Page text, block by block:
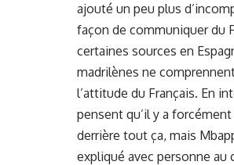
ajouté un peu plus
façon de communiquer du
certaines sources en
madrilènes ne
l’attitude du Français. En
pensent qu’il y a
derrière tout ça, mais
expliqué avec personne au